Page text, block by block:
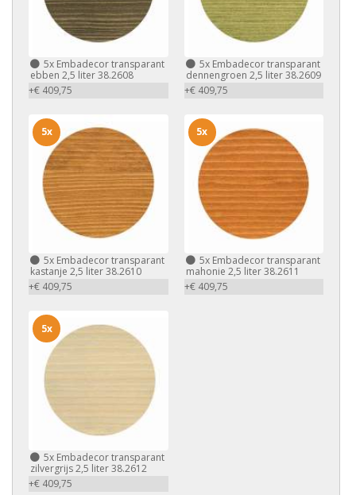
5x Embadecor transparant
ebben 2,5 liter 38.2608
+€ 409,75
5xEmbadecor transparant
dennengroen 2,5 liter 38.2609
+€ 409,75
5x Embadecor transparant
kastanje 2,5 liter 38.2610
+€ 409,75
5x
5xEmbadecor transparant
mahonie 2,5 liter 38.2611
+€ 409,75
5x
5x Embadecor transparant
zilvergrijs 2,5 liter 38.2612
+€ 409,75
5x